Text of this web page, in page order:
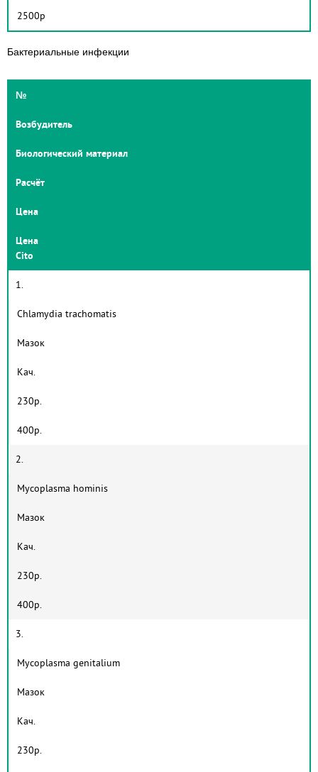
2500р
Бактериальные инфекции
№
Возбудитель
Биологический материал
Расчёт
Цена
Цена
Cito
1.
Chlamydia trachomatis
Мазок
Кач.
230р.
400р.
2.
Mycoplasma hominis
Мазок
Кач.
230р.
400р.
3.
Mycoplasma genitalium
Мазок
Кач.
230р.